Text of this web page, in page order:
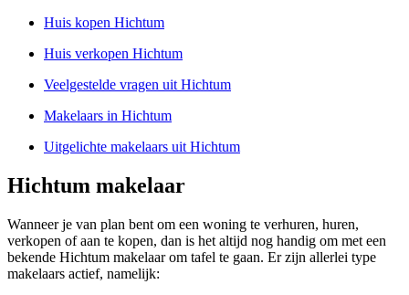
Huis kopen Hichtum
Huis verkopen Hichtum
Veelgestelde vragen uit Hichtum
Makelaars in Hichtum
Uitgelichte makelaars uit Hichtum
Hichtum makelaar
Wanneer je van plan bent om een woning te verhuren, huren,
verkopen of aan te kopen, dan is het altijd nog handig om met een
bekende Hichtum makelaar om tafel te gaan. Er zijn allerlei type
makelaars actief, namelijk: